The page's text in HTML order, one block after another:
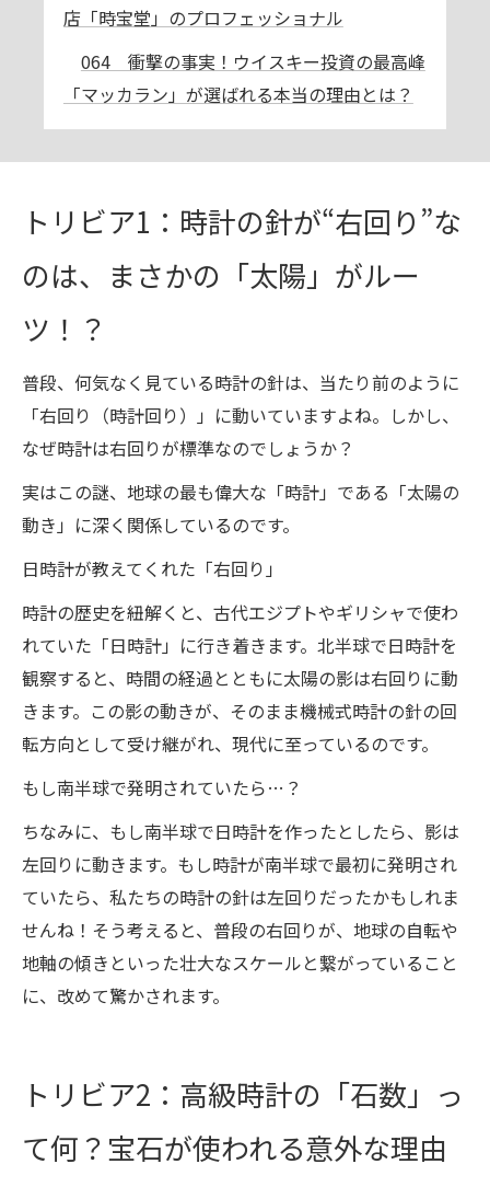
店「時宝堂」のプロフェッショナル
064 衝撃の事実！ウイスキー投資の最高峰
「マッカラン」が選ばれる本当の理由とは？
トリビア1：時計の針が“右回り”な
のは、まさかの「太陽」がルー
ツ！？
普段、何気なく見ている時計の針は、当たり前のように
「右回り（時計回り）」に動いていますよね。しかし、
なぜ時計は右回りが標準なのでしょうか？
実はこの謎、地球の最も偉大な「時計」である「太陽の
動き」に深く関係しているのです。
日時計が教えてくれた「右回り」
時計の歴史を紐解くと、古代エジプトやギリシャで使わ
れていた「日時計」に行き着きます。北半球で日時計を
観察すると、時間の経過とともに太陽の影は右回りに動
きます。この影の動きが、そのまま機械式時計の針の回
転方向として受け継がれ、現代に至っているのです。
もし南半球で発明されていたら…？
ちなみに、もし南半球で日時計を作ったとしたら、影は
左回りに動きます。もし時計が南半球で最初に発明され
ていたら、私たちの時計の針は左回りだったかもしれま
せんね！そう考えると、普段の右回りが、地球の自転や
地軸の傾きといった壮大なスケールと繋がっていること
に、改めて驚かされます。
トリビア2：高級時計の「石数」っ
て何？宝石が使われる意外な理由